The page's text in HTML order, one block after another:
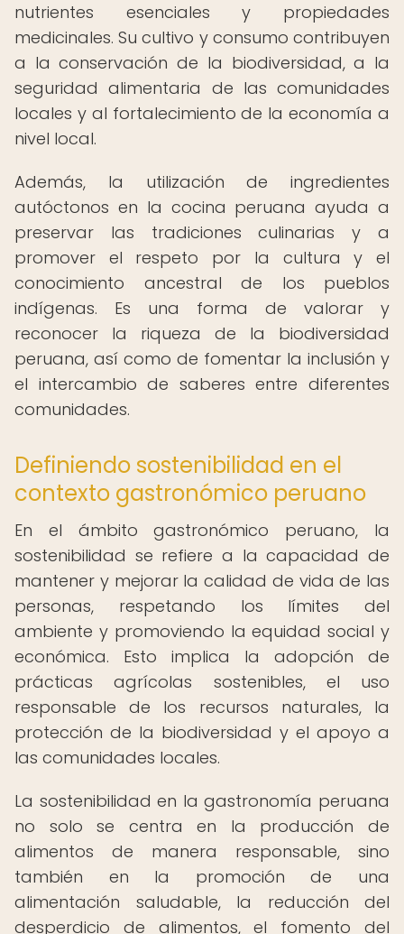
nutrientes esenciales y propiedades
medicinales. Su cultivo y consumo contribuyen
a la conservación de la biodiversidad, a la
seguridad alimentaria de las comunidades
locales y al fortalecimiento de la economía a
nivel local.
Además, la utilización de ingredientes
autóctonos en la cocina peruana ayuda a
preservar las tradiciones culinarias y a
promover el respeto por la cultura y el
conocimiento ancestral de los pueblos
indígenas. Es una forma de valorar y
reconocer la riqueza de la biodiversidad
peruana, así como de fomentar la inclusión y
el intercambio de saberes entre diferentes
comunidades.
Definiendo sostenibilidad en el
contexto gastronómico peruano
En el ámbito gastronómico peruano, la
sostenibilidad se refiere a la capacidad de
mantener y mejorar la calidad de vida de las
personas, respetando los límites del
ambiente y promoviendo la equidad social y
económica. Esto implica la adopción de
prácticas agrícolas sostenibles, el uso
responsable de los recursos naturales, la
protección de la biodiversidad y el apoyo a
las comunidades locales.
La sostenibilidad en la gastronomía peruana
no solo se centra en la producción de
alimentos de manera responsable, sino
también en la promoción de una
alimentación saludable, la reducción del
desperdicio de alimentos, el fomento del